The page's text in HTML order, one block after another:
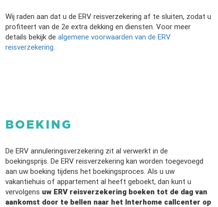
Wij raden aan dat u de ERV reisverzekering af te sluiten, zodat u
profiteert van de 2e extra dekking en diensten. Voor meer
details bekijk dealgemene voorwaarden van de ERV
reisverzekering.
BOEKING
De ERV annuleringsverzekering zit al verwerkt in de
boekingsprijs. De ERV reisverzekering kan worden toegevoegd
aan uw boeking tijdens het boekingsproces. Als u uw
vakantiehuis of appartement al heeft geboekt, dan kunt u
vervolgens uw ERV reisverzekering boeken tot de dag van
aankomst door te bellen naar het Interhome callcenter op